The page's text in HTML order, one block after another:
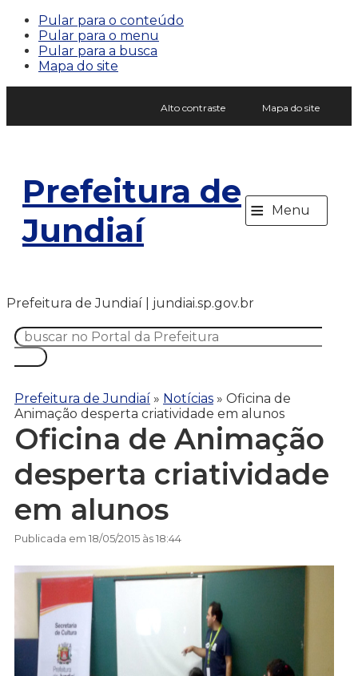
Pular para o conteúdo
Pular para o menu
Pular para a busca
Mapa do site
Alto contraste Mapa do site
Prefeitura de
Jundiaí
≡ Menu
Prefeitura de Jundiaí | jundiai.sp.gov.br
Prefeitura de Jundiaí » Notícias » Oficina de
Animação desperta criatividade em alunos
Oficina de Animação
desperta criatividade
em alunos
Publicada em 18/05/2015 às 18:44